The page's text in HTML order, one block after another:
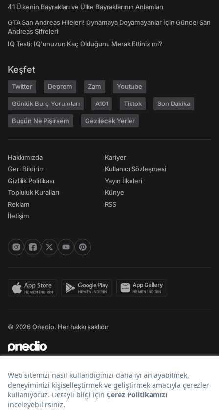
41 Ülkenin Bayrakları ve Ülke Bayraklarının Anlamları
GTA San Andreas Hileleri! Oynamaya Doyamayanlar İçin Güncel San
Andreas Şifreleri
IQ Testi: IQ'unuzun Kaç Olduğunu Merak Ettiniz mi?
Keşfet
Twitter Deprem Zam Youtube
Günlük Burç Yorumları A101 Tiktok Son Dakika
Bugün Ne Pişirsem Gezilecek Yerler
Hakkımızda
Geri Bildirim
Gizlilik Politikası
Topluluk Kuralları
Reklam
İletişim
Kariyer
Kullanıcı Sözleşmesi
Yayın İlkeleri
Künye
RSS
© 2026 Onedio. Her hakkı saklıdır.
Bir markasıdır.